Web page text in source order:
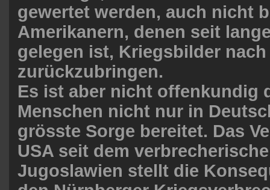
gewertet werden, auch nicht
Amerikanern, denen seit
gelegen ist, Kriegsbilder
zurückzubringen.
Es ist aber nicht offenkundig
Menschen nicht nur in
gröss­te Sorge bereitet. Das
USA seit dem
Jugoslawien stellt die